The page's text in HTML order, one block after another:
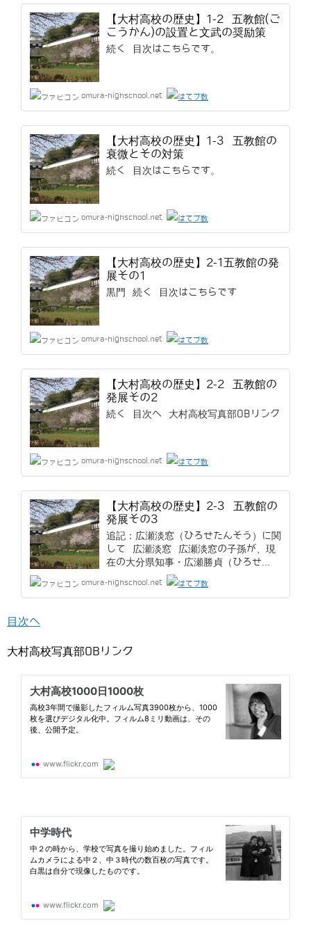
【大村高校の歴史】1-2 五教館(ご
こうかん)の設置と文武の奨励策
続く 目次はこちらです。
omura-highschool.net
【大村高校の歴史】1-3 五教館の
衰微とその対策
続く 目次はこちらです。
omura-highschool.net
【大村高校の歴史】2-1五教館の発
展その1
黒門 続く 目次はこちらです
omura-highschool.net
【大村高校の歴史】2-2 五教館の
発展その2
続く 目次へ 大村高校写真部OBリンク
omura-highschool.net
【大村高校の歴史】2-3 五教館の
発展その3
追記：広瀬淡窓（ひろせたんそう）に関
して 広瀬淡窓 広瀬淡窓の子孫が、現
在の大分県知事・広瀬勝貞（ひろせ...
omura-highschool.net
目次へ
大村高校写真部OBリンク